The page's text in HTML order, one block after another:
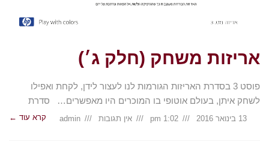
אריזות משחק (חלק ג׳)
פוסט 3 בסדרת האריזות הגורמות לנו לעצור לידן, לקחת ואפילו
לשחק איתן, בעולם אוטופי בו המוכרים היו מאפשרים… סדרת
13 בינואר 2016 1:02 pm אין תגובות admin קרא עוד ←